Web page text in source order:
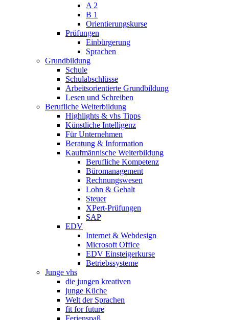
A 2
B 1
Orientierungskurse
Prüfungen
Einbürgerung
Sprachen
Grundbildung
Schule
Schulabschlüsse
Arbeitsorientierte Grundbildung
Lesen und Schreiben
Berufliche Weiterbildung
Highlights & vhs Tipps
Künstliche Intelligenz
Für Unternehmen
Beratung & Information
Kaufmännische Weiterbildung
Berufliche Kompetenz
Büromanagement
Rechnungswesen
Lohn & Gehalt
Steuer
XPert-Prüfungen
SAP
EDV
Internet & Webdesign
Microsoft Office
EDV Einsteigerkurse
Betriebssysteme
Junge vhs
die jungen kreativen
junge Küche
Welt der Sprachen
fit for future
Ferienspaß